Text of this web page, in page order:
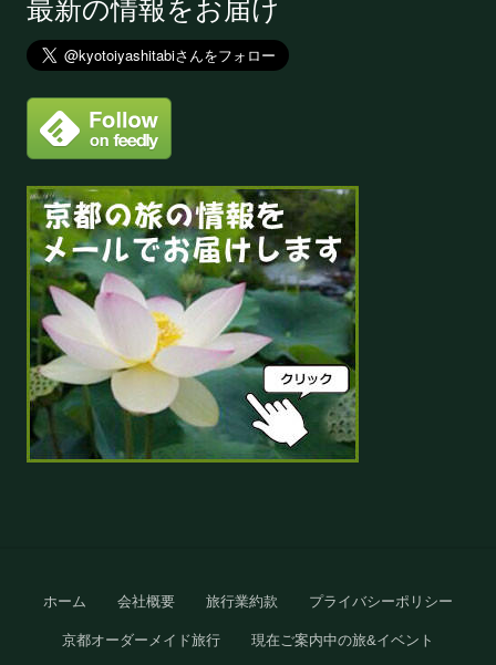
最新の情報をお届け
Site
Footer
ホーム 会社概要 旅行業約款 プライバシーポリシー
京都オーダーメイド旅行 現在ご案内中の旅&イベント